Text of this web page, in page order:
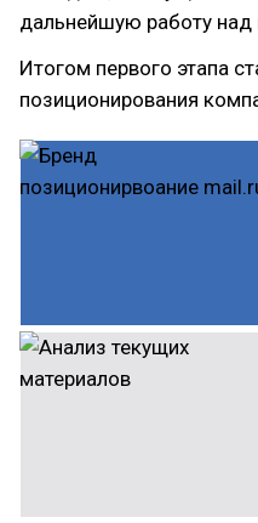
дальнейшую работу над
Итогом первого этапа
позиционирования